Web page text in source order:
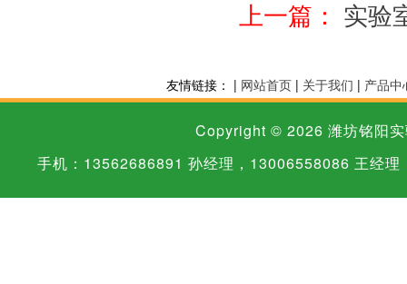
上一篇： 实验
友情链接： | 网站首页 | 关于我们 | 产品中
Copyright © 2026 潍坊铭阳
手机：13562686891 孙经理，13006558086 王经